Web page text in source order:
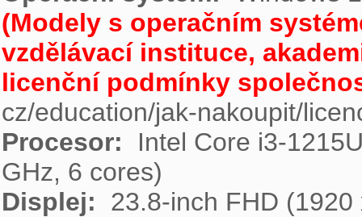
(Modely s operačním
vzdělávací instituce,
licenční podmínky
Procesor:
Intel Core i3-
Displej:
23.8-inch FHD